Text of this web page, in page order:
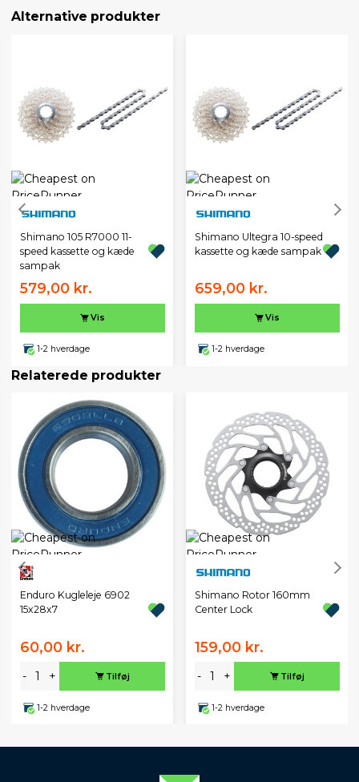
Alternative produkter
Shimano 105 R7000 11-
speed kassette og kæde
sampak
579,00 kr.
Vis
1-2 hverdage
Shimano Ultegra 10-speed
kassette og kæde sampak
659,00 kr.
Vis
1-2 hverdage
Relaterede produkter
Enduro Kugleleje 6902
15x28x7
60,00 kr.
- + Tilføj
1-2 hverdage
Shimano Rotor 160mm
Center Lock
159,00 kr.
- + Tilføj
1-2 hverdage